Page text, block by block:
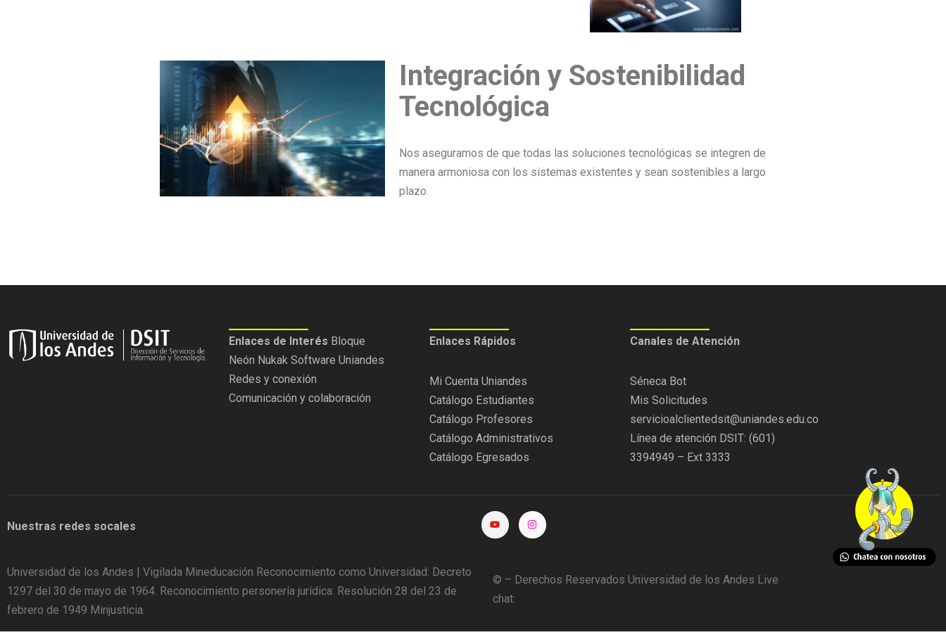
Integración y Sostenibilidad
Tecnológica
Nos aseguramos de que todas las soluciones tecnológicas se integren de
manera armoniosa con los sistemas existentes y sean sostenibles a largo
plazo.
Enlaces de Interés Bloque
Neón Nukak Software Uniandes
Redes y conexión
Comunicación y colaboración
Enlaces Rápidos
Mi Cuenta Uniandes
Catálogo Estudiantes
Catálogo Profesores
Catálogo Administrativos
Catálogo Egresados
Canales de Atención
Séneca Bot
Mis Solicitudes
servicioalclientedsit@uniandes.edu.co
Línea de atención DSIT: (601)
3394949 – Ext 3333
Nuestras redes socales
Universidad de los Andes | Vigilada Mineducación Reconocimiento como Universidad: Decreto
1297 del 30 de mayo de 1964. Reconocimiento personería jurídica: Resolución 28 del 23 de
febrero de 1949 Minjusticia.
© – Derechos Reservados Universidad de los Andes Live
chat: